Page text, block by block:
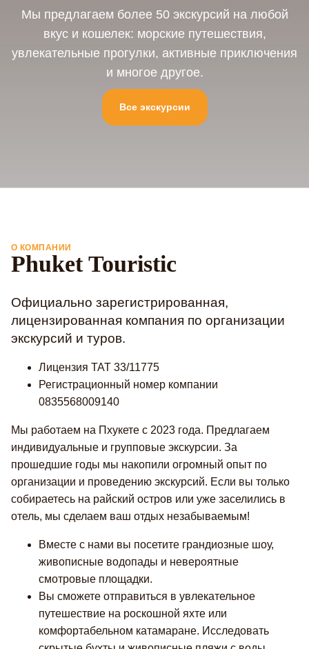
Мы предлагаем более 50 экскурсий на любой
вкус и кошелек: морские путешествия,
увлекательные прогулки, активные приключения
и многое другое.
Все экскурсии
О КОМПАНИИ
Phuket Touristic
Официально зарегистрированная,
лицензированная компания по организации
экскурсий и туров.
Лицензия TAT 33/11775
Регистрационный номер компании
0835568009140
Мы работаем на Пхукете с 2023 года. Предлагаем
индивидуальные и групповые экскурсии. За
прошедшие годы мы накопили огромный опыт по
организации и проведению экскурсий. Если вы только
собираетесь на райский остров или уже заселились в
отель, мы сделаем ваш отдых незабываемым!
Вместе с нами вы посетите грандиозные шоу,
живописные водопады и невероятные
смотровые площадки.
Вы сможете отправиться в увлекательное
путешествие на роскошной яхте или
комфортабельном катамаране. Исследовать